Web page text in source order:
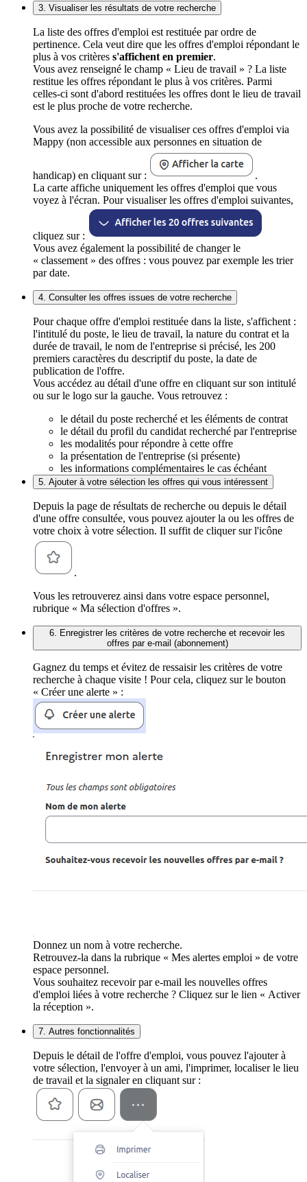
3. Visualiser les résultats de votre recherche
La liste des offres d'emploi est restituée par ordre de
pertinence. Cela veut dire que les offres d'emploi répondant le
plus à vos critères s'affichent en premier.
Vous avez renseigné le champ « Lieu de travail » ? La liste
restitue les offres répondant le plus à vos critères. Parmi
celles-ci sont d'abord restituées les offres dont le lieu de travail
est le plus proche de votre recherche.
Vous avez la possibilité de visualiser ces offres d'emploi via
Mappy (non accessible aux personnes en situation de
handicap) en cliquant sur :
.
La carte affiche uniquement les offres d'emploi que vous
voyez à l'écran. Pour visualiser les offres d'emploi suivantes,
cliquez sur :
Vous avez également la possibilité de changer le
« classement » des offres : vous pouvez par exemple les trier
par date.
4. Consulter les offres issues de votre recherche
Pour chaque offre d'emploi restituée dans la liste, s'affichent :
l'intitulé du poste, le lieu de travail, la nature du contrat et la
durée de travail, le nom de l'entreprise si précisé, les 200
premiers caractères du descriptif du poste, la date de
publication de l'offre.
Vous accédez au détail d'une offre en cliquant sur son intitulé
ou sur le logo sur la gauche. Vous retrouvez :
le détail du poste recherché et les éléments de contrat
le détail du profil du candidat recherché par l'entreprise
les modalités pour répondre à cette offre
la présentation de l'entreprise (si présente)
les informations complémentaires le cas échéant
5. Ajouter à votre sélection les offres qui vous intéressent
Depuis la page de résultats de recherche ou depuis le détail
d'une offre consultée, vous pouvez ajouter la ou les offres de
votre choix à votre sélection. Il suffit de cliquer sur l'icône
.
Vous les retrouverez ainsi dans votre espace personnel,
rubrique « Ma sélection d'offres ».
6. Enregistrer les critères de votre recherche et recevoir les
offres par e-mail (abonnement)
Gagnez du temps et évitez de ressaisir les critères de votre
recherche à chaque visite ! Pour cela, cliquez sur le bouton
« Créer une alerte » :
Donnez un nom à votre recherche.
Retrouvez-la dans la rubrique « Mes alertes emploi » de votre
espace personnel.
Vous souhaitez recevoir par e-mail les nouvelles offres
d'emploi liées à votre recherche ? Cliquez sur le lien « Activer
la réception ».
7. Autres fonctionnalités
Depuis le détail de l'offre d'emploi, vous pouvez l'ajouter à
votre sélection, l'envoyer à un ami, l'imprimer, localiser le lieu
de travail et la signaler en cliquant sur :